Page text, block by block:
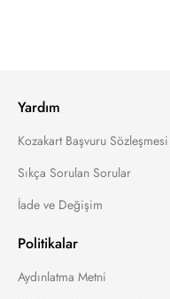
Yardım
Kozakart Başvuru Sözleşmesi
Sıkça Sorulan Sorular
İade ve Değişim
Politikalar
Aydınlatma Metni